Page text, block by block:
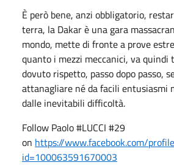
È però bene, anzi obbligatorio,
terra, la Dakar è una gara
mondo, mette di fronte a prove
quanto i mezzi meccanici, va
dovuto rispetto, passo dopo passo,
attanagliare né da facili entusiasmi
dalle inevitabili difficoltà.
Follow Paolo #LUCCI #29
on https://www.facebook.com/
id=100063591670003